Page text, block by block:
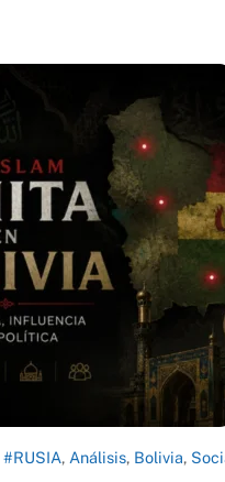
#RUSIA, Análisis, Bolivia,